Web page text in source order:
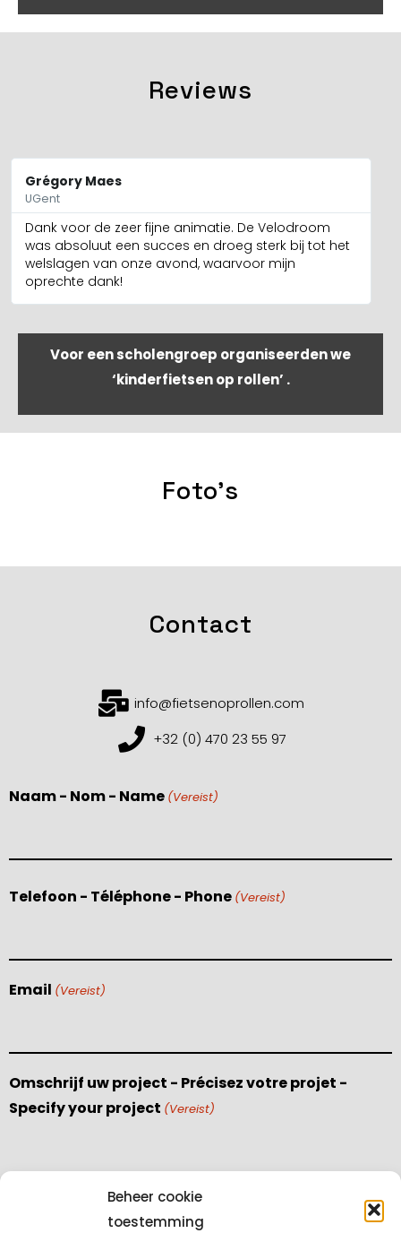
Beheer cookie
toestemming
Reviews
Grégory Maes
UGent
Dank voor de zeer fijne animatie. De Velodroom
was absoluut een succes en droeg sterk bij tot het
welslagen van onze avond, waarvoor mijn
oprechte dank!
Voor een scholengroep organiseerden we
‘kinderfietsen op rollen’ .
Foto's
Contact
info@fietsenoprollen.com
+32 (0) 470 23 55 97
Naam - Nom - Name (Vereist)
Telefoon - Téléphone - Phone (Vereist)
Email (Vereist)
Omschrijf uw project - Précisez votre projet -
Specify your project (Vereist)